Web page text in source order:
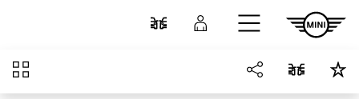
Przejdź do głównej treści
Porównaj Zaloguj się
Przegląd